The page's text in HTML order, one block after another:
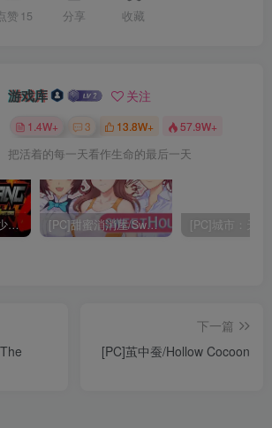
赞 15 分享 收藏
游戏库 关注
1.4W+ 3 13.8W+ 57.9W+
把活着的每一天看作生命的最后一天
[PC]少林与武当2/少林vs武当2/Shaolin vs Wutang 2 [PC]甜蜜消消屋/Sweet House
下一篇
[PC]茧中蚕/Hollow Cocoon